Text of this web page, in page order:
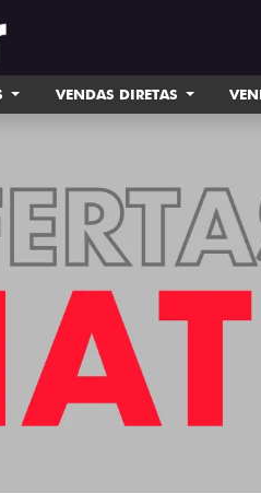
VENDAS DIRETAS